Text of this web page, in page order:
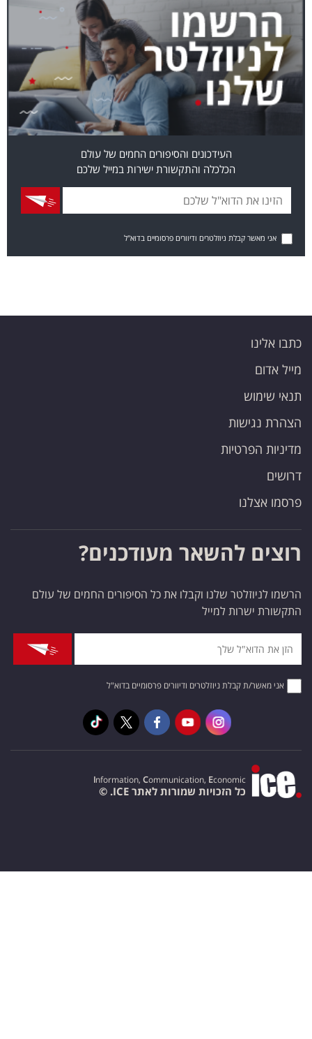
העידכונים והסיפורים החמים של עולם
הכלכלה והתקשורת ישירות במייל שלכם
אני מאשר קבלת ניוזלטרים ודיוורים פרסומיים בדוא"ל
כתבו אלינו
מייל אדום
תנאי שימוש
הצהרת נגישות
מדיניות הפרטיות
דרושים
פרסמו אצלנו
רוצים להשאר מעודכנים?
הרשמו לניוזלטר שלנו וקבלו את כל הסיפורים החמים של עולם
התקשורת ישרות למייל
אני מאשר/ת קבלת ניוזלטרים ודיוורים פרסומיים בדוא"ל
Information, Communication, Economic
כל הזכויות שמורות לאתר ICE. ©